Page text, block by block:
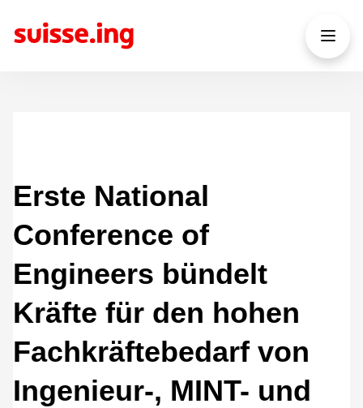
Erste National
Conference of
Engineers bündelt
Kräfte für den hohen
Fachkräftebedarf von
Ingenieur-, MINT- und